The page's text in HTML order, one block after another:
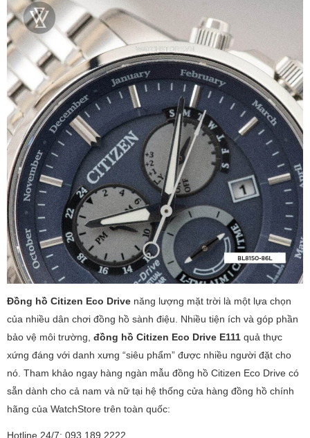
Đồng hồ Citizen Eco Drive năng lượng mặt trời là một lựa chọn
của nhiều dân chơi đồng hồ sành điệu. Nhiều tiện ích và góp phần
bảo vệ môi trường, đồng hồ Citizen Eco Drive E111 quả thực
xứng đáng với danh xưng “siêu phẩm” được nhiều người đặt cho
nó. Tham khảo ngay hàng ngàn mẫu đồng hồ Citizen Eco Drive có
sẵn dành cho cả nam và nữ tại hệ thống cửa hàng đồng hồ chính
hãng của WatchStore trên toàn quốc:
Hotline 24/7: 093.189.2222